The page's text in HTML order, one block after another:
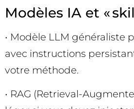
Modèles IA et «
• Modèle LLM généraliste
avec instructions
votre méthode.
• RAG (Retrieval-